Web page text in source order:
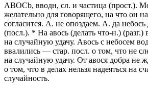
ABOCb, вводн, сл. и частица (прост.).
желательно для говорящего, на что он
согласится. А. не опоздаем. А. да небось
(посл.). * На авось (делать что-н.) (разг.)
на случайную удачу. Авось с небосем
ввалились — стар. посл. о том, что не
на случайную удачу. От авося добра не
о том, что в делах нельзя надеяться на
случайность.